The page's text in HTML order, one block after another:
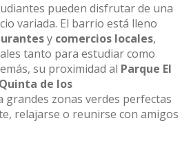
pueden disfrutar de una
variada. El barrio está lleno
y comercios locales,
tanto para estudiar como
su proximidad al Parque El
de los
grandes zonas verdes perfectas
relajarse o reunirse con amigos